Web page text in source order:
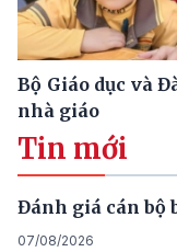
Bộ Giáo dục và
nhà giáo
Tin mới
Đánh giá cán bộ
07/08/2026